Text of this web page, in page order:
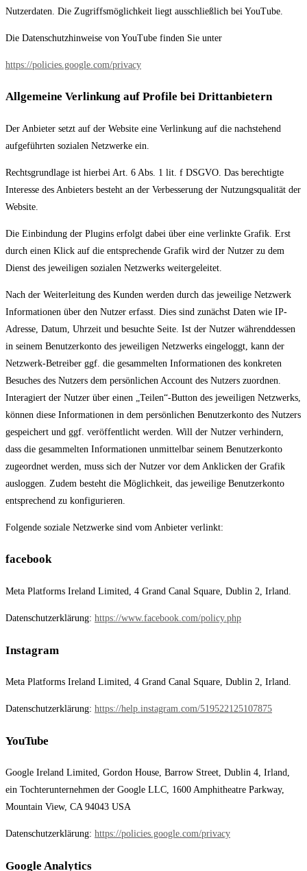
Nutzerdaten. Die Zugriffsmöglichkeit liegt ausschließlich bei YouTube.
Die Datenschutzhinweise von YouTube finden Sie unter
https://policies.google.com/privacy
Allgemeine Verlinkung auf Profile bei Drittanbietern
Der Anbieter setzt auf der Website eine Verlinkung auf die nachstehend
aufgeführten sozialen Netzwerke ein.
Rechtsgrundlage ist hierbei Art. 6 Abs. 1 lit. f DSGVO. Das berechtigte
Interesse des Anbieters besteht an der Verbesserung der Nutzungsqualität der
Website.
Die Einbindung der Plugins erfolgt dabei über eine verlinkte Grafik. Erst
durch einen Klick auf die entsprechende Grafik wird der Nutzer zu dem
Dienst des jeweiligen sozialen Netzwerks weitergeleitet.
Nach der Weiterleitung des Kunden werden durch das jeweilige Netzwerk
Informationen über den Nutzer erfasst. Dies sind zunächst Daten wie IP-
Adresse, Datum, Uhrzeit und besuchte Seite. Ist der Nutzer währenddessen
in seinem Benutzerkonto des jeweiligen Netzwerks eingeloggt, kann der
Netzwerk-Betreiber ggf. die gesammelten Informationen des konkreten
Besuches des Nutzers dem persönlichen Account des Nutzers zuordnen.
Interagiert der Nutzer über einen „Teilen“-Button des jeweiligen Netzwerks,
können diese Informationen in dem persönlichen Benutzerkonto des Nutzers
gespeichert und ggf. veröffentlicht werden. Will der Nutzer verhindern,
dass die gesammelten Informationen unmittelbar seinem Benutzerkonto
zugeordnet werden, muss sich der Nutzer vor dem Anklicken der Grafik
ausloggen. Zudem besteht die Möglichkeit, das jeweilige Benutzerkonto
entsprechend zu konfigurieren.
Folgende soziale Netzwerke sind vom Anbieter verlinkt:
facebook
Meta Platforms Ireland Limited, 4 Grand Canal Square, Dublin 2, Irland.
Datenschutzerklärung: https://www.facebook.com/policy.php
Instagram
Meta Platforms Ireland Limited, 4 Grand Canal Square, Dublin 2, Irland.
Datenschutzerklärung: https://help.instagram.com/519522125107875
YouTube
Google Ireland Limited, Gordon House, Barrow Street, Dublin 4, Irland,
ein Tochterunternehmen der Google LLC, 1600 Amphitheatre Parkway,
Mountain View, CA 94043 USA
Datenschutzerklärung: https://policies.google.com/privacy
Google Analytics